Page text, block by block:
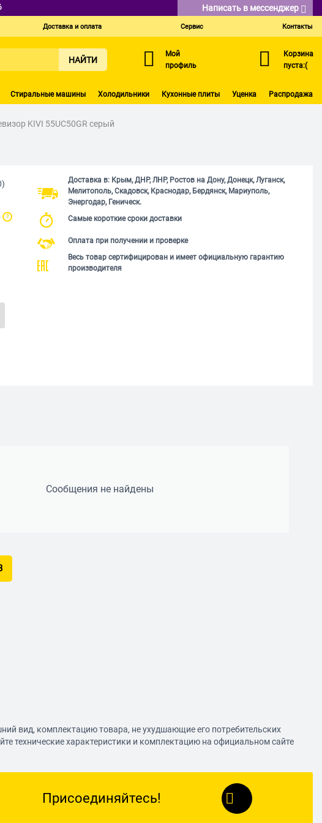
Написать в мессенджер
Доставка и оплата Сервис Контакты
НАЙТИ
Мой
профиль
Корзина
пуста:(
Стиральные машины Холодильники Кухонные плиты Уценка Распродажа
KIVI 55UC50GR серый
?
Доставка в: Крым, ДНР, ЛНР, Ростов на Дону, Донецк, Луганск,
Мелитополь, Скадовск, Краснодар, Бердянск, Мариуполь,
Энергодар, Геническ.
Самые короткие сроки доставки
Оплата при получении и проверке
Весь товар сертифицирован и имеет официальную гарантию
производителя
Сообщения не найдены
вид, комплектацию товара, не ухудшающие его потребительских
технические характеристики и комплектацию на официальном сайте
Присоединяйтесь!